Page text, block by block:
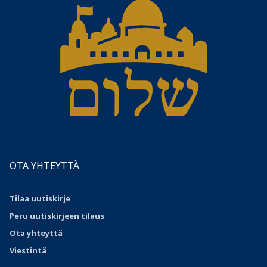
OTA YHTEYTTÄ
Tilaa uutiskirje
Peru uutiskirjeen tilaus
Otayhteyttä
Viestintä